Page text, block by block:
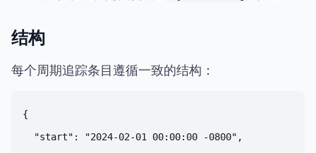
结构
每个周期追踪条目遵循一致的结构：
{
  "start": "2024-02-01 00:00:00 -0800",